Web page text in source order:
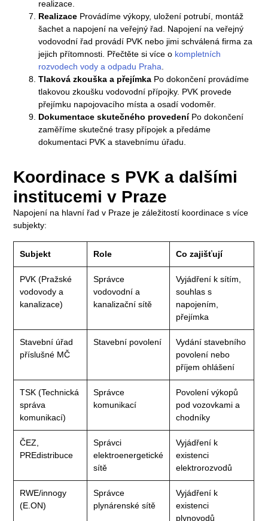
realizace.
Realizace Provádíme výkopy, uložení potrubí, montáž
šachet a napojení na veřejný řad. Napojení na veřejný
vodovodní řad provádí PVK nebo jimi schválená firma za
jejich přítomnosti. Přečtěte si více o kompletních
rozvodech vody a odpadu Praha
Tlaková zkouška a přejímka Po dokončení provádíme
tlakovou zkoušku vodovodní přípojky. PVK provede
přejímku napojovacího místa a osadí vodoměr.
Dokumentace skutečného provedeníPo dokončení
zaměříme skutečné trasy přípojek a předáme
dokumentaci PVK a stavebnímu úřadu.
Koordinace s PVK a dalšími
institucemi v Praze
Napojení na hlavní řad v Praze je záležitostí koordinace s více
subjekty:
Subjekt Role Co zajišťují
PVK (Pražské
vodovody a
kanalizace)
Správce
vodovodní a
kanalizační sítě
Vyjádření k sítím,
souhlas s
napojením,
přejímka
Stavební úřad
příslušné MČ
Stavební povolení
Vydání stavebního
povolení nebo
příjem ohlášení
TSK (Technická
správa
komunikací)
Správce
komunikací
Povolení výkopů
pod vozovkami a
chodníky
ČEZ,
PREdistribuce
Správci
elektroenergetické
sítě
Vyjádření k
existenci
elektrorozvodů
RWE/innogy
(E.ON)
Správce
plynárenské sítě
Vyjádření k
existenci
plynovodů